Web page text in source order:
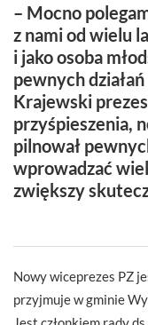
– Mocno
z nami od wielu
i jako osoba
pewnych
Krajewski
przyśpieszenia,
pilnował
wprowadzać
zwiększy
Nowy wiceprezes PZ
przyjmuje w gminie